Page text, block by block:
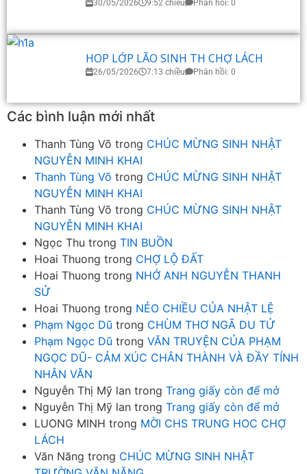
30/05/2026 9:52 chiều Phản hồi: 0
HOP LỚP LÃO SINH TH CHỢ LÁCH
26/05/2026 7:13 chiều Phản hồi: 0
Các bình luận mới nhất
Thanh Tùng Võ trong CHÚC MỪNG SINH NHẬT
NGUYỄN MINH KHAI
Thanh Tùng Võ trong CHÚC MỪNG SINH NHẬT
NGUYỄN MINH KHAI
Thanh Tùng Võ trong CHÚC MỪNG SINH NHẬT
NGUYỄN MINH KHAI
Ngọc Thu trong TIN BUỒN
Hoai Thuong trong CHỢ LỘ ĐẤT
Hoai Thuong trong NHỚ ANH NGUYỄN THANH
SỬ
Hoai Thuong trong NẺO CHIỀU CỦA NHẬT LỆ
Phạm Ngọc Dũ trong CHÙM THƠ NGÃ DU TỬ
Phạm Ngọc Dũ trong VĂN TRUYỆN CỦA PHẠM
NGỌC DŨ- CẢM XÚC CHÂN THÀNH VÀ ĐẦY TÍNH
NHÂN VĂN
Nguyễn Thị Mỹ lan trong Trang giấy còn để mở
Nguyễn Thị Mỹ lan trong Trang giấy còn để mở
LUONG MINH trong MỜI CHS TRUNG HOC CHỢ
LÁCH
Văn Năng trong CHÚC MỪNG SINH NHẬT